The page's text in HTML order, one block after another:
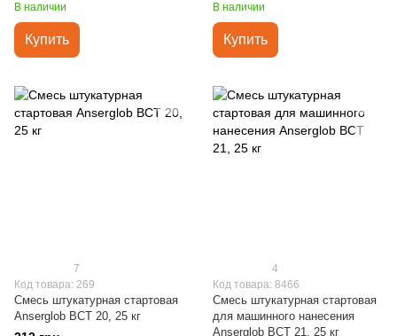
В наличии
Купить
В наличии
Купить
7
Код товара: 269
Смесь штукатурная стартовая
Anserglob BCT 20, 25 кг
4
Код товара: 8466
Смесь штукатурная стартовая
для машинного нанесения
Anserglob BCT 21, 25 кг